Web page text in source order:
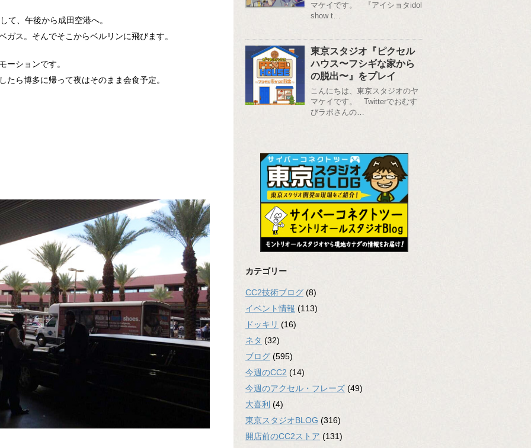
て、午後から成田空港へ。
ガス。そんでそこからベルリンに飛びます。
ーションです。
たら博多に帰って夜はそのまま会食予定。
マケイです。 『アイショタidol
show t…
東京スタジオ『ピクセル
ハウス〜フシギな家から
の脱出〜』をプレイ
こんにちは、東京スタジオのヤ
マケイです。 Twitterでおむす
びラボさんの…
カテゴリー
CC2技術ブログ (8)
イベント情報 (113)
ドッキリ (16)
ネタ (32)
ブログ (595)
今週のCC2 (14)
今週のアクセル・フレーズ (49)
大喜利 (4)
東京スタジオBLOG (316)
開店前のCC2ストア (131)